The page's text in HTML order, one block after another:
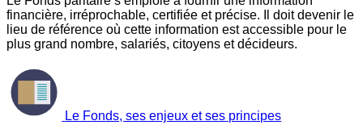
financière, irréprochable, certifiée et précise. Il doit devenir le
lieu de référence où cette information est accessible pour le
plus grand nombre, salariés, citoyens et décideurs.
Le Fonds, ses enjeux et ses principes